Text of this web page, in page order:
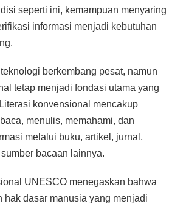
seperti ini, kemampuan menyaring
informasi menjadi kebutuhan
berkembang pesat, namun
tetap menjadi fondasi utama yang
konvensional mencakup
menulis, memahami, dan
melalui buku, artikel, jurnal,
bacaan lainnya.
UNESCO menegaskan bahwa
hak dasar manusia yang menjadi